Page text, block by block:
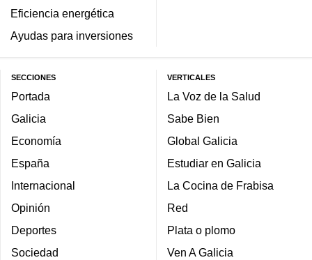
Eficiencia energética
Ayudas para inversiones
SECCIONES
Portada
Galicia
Economía
España
Internacional
Opinión
Deportes
Sociedad
VERTICALES
La Voz de la Salud
Sabe Bien
Global Galicia
Estudiar en Galicia
La Cocina de Frabisa
Red
Plata o plomo
Ven A Galicia